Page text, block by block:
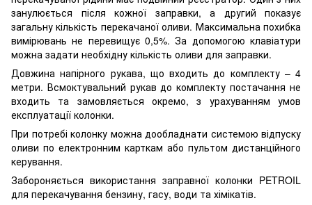
занулюється після кожної заправки, а другий показує
загальну кількість перекачаної оливи. Максимальна похибка
вимірювань не перевищує 0,5%. За допомогою клавіатури
можна задати необхідну кількість оливи для заправки.
Довжина напірного рукава, що входить до комплекту – 4
метри. Всмоктувальний рукав до комплекту постачання не
входить та замовляється окремо, з урахуванням умов
експлуатації колонки.
При потребі колонку можна дообладнати системою відпуску
оливи по електронним карткам або пультом дистанційного
керування.
Забороняється використання заправної колонки PETROIL
для перекачування бензину, гасу, води та хімікатів.